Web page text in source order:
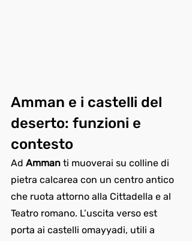
Amman e i castelli del
deserto: funzioni e
contesto
Ad Amman ti muoverai su colline di
pietra calcarea con un centro antico
che ruota attorno alla Cittadella e al
Teatro romano. L’uscita verso est
porta ai castelli omayyadi, utili a